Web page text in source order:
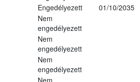
Engedélyezett
01/10/2035
Nem
engedélyezett
Nem
engedélyezett
Nem
engedélyezett
Nem